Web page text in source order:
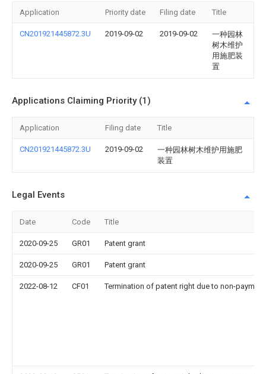
Application Priority date Filing date Title
CN201921445872.3U 2019-09-02 2019-09-02
一种园林
树木维护
用施肥装
置
Applications Claiming Priority (1)
Application Filing date Title
CN201921445872.3U 2019-09-02
一种园林树木维护用施肥
装置
Legal Events
Date Code Title
2020-09-25 GR01 Patent grant
2020-09-25 GR01 Patent grant
2022-08-12 CF01 Termination of patent right due to non-